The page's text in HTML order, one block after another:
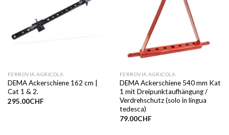
FERROVIA AGRICOLA
DEMA Ackerschiene 162 cm |
Cat 1 & 2.
295.00CHF
FERROVIA AGRICOLA
DEMA Ackerschiene 540 mm Kat
1 mit Dreipunktaufhängung /
Verdrehschutz (solo in lingua
tedesca)
79.00CHF